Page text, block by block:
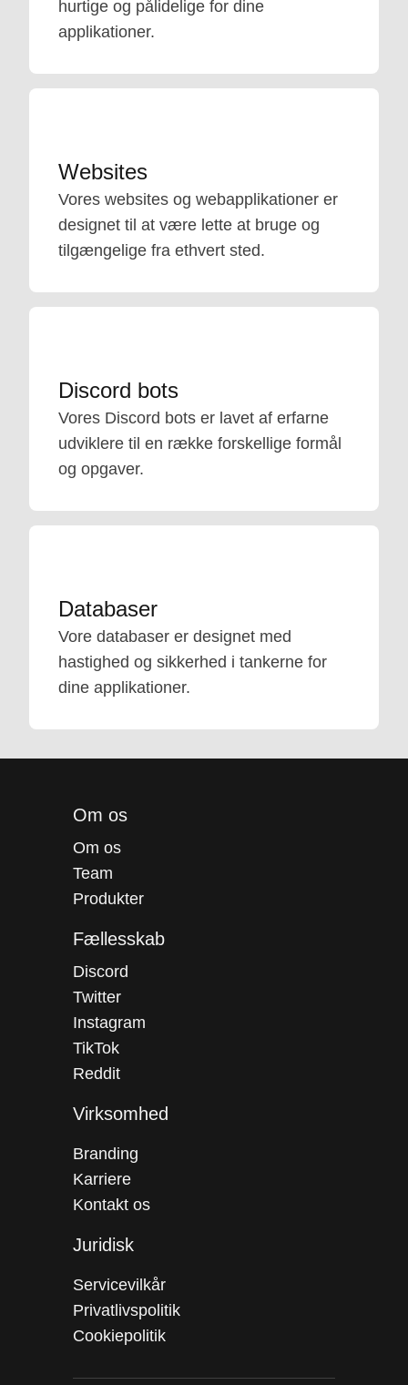
hurtige og pålidelige for dine
applikationer.
Websites
Vores websites og webapplikationer er
designet til at være lette at bruge og
tilgængelige fra ethvert sted.
Discord bots
Vores Discord bots er lavet af erfarne
udviklere til en række forskellige formål
og opgaver.
Databaser
Vore databaser er designet med
hastighed og sikkerhed i tankerne for
dine applikationer.
Om os
Om os
Team
Produkter
Fællesskab
Discord
Twitter
Instagram
TikTok
Reddit
Virksomhed
Branding
Karriere
Kontakt os
Juridisk
Servicevilkår
Privatlivspolitik
Cookiepolitik